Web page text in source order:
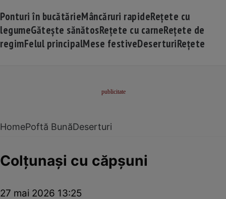
Ponturi în bucătărieMâncăruri rapideRețete cu
legumeGătește sănătosRețete cu carneRețete de
regimFelul principalMese festiveDeserturiRețete
HomePoftă BunăDeserturi
Colțunași cu căpșuni
27 mai 2026 13:25